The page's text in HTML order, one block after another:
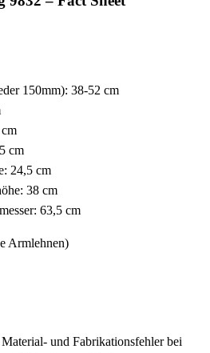
150mm): 38-52 cm
cm
24,5 cm
38 cm
63,5 cm
Armlehnen)
und Fabrikationsfehler bei